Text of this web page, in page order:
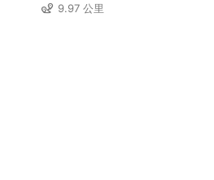
9.97 公里